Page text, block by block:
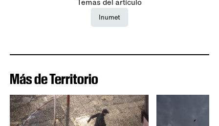
Temas del artículo
Inumet
Más de Territorio